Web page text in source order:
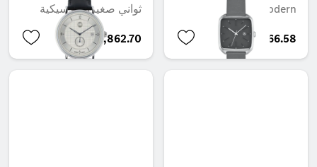
Modern
AED 966.58
ثواني صغيرة كلاسيكية
AED 1,862.70